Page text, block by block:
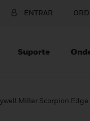
ENTRAR
Suporte
Miller Scorpion Edge